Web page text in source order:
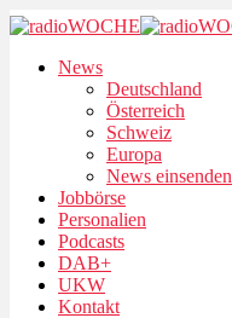
News
Deutschland
Österreich
Schweiz
Europa
News einsenden
Jobbörse
Personalien
Podcasts
DAB+
UKW
Kontakt